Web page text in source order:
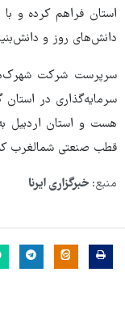
استان فراهم کرده و
دانش‌های روز و
سرپرست شرکت
سرمایه‌گذاری در
هست و استان اردبیل
قطب صنعتی شمالغرب
منبع: خبرگزاری ایرنا